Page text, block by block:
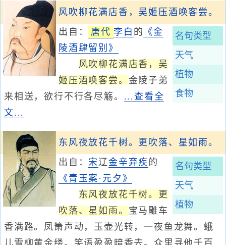
风吹柳花满店香，吴姬压酒唤客尝。
名句类型
天气
植物
食物
出自： 唐代 李白 的 《金
陵酒肆留别》
风吹柳花满店香，吴
姬压酒唤客尝。 金陵子弟
来相送，欲行不行各尽觞。 ...查看全
文...
东风夜放花千树。更吹落、星如雨。
名句类型
天气
植物
出自：宋辽金辛弃疾 的
《青玉案·元夕》
东风夜放花千树。更
吹落、星如雨。 宝马雕车
香满路。凤箫声动，玉壶光转，一夜鱼龙舞。蛾
儿雪柳黄金缕。笑语盈盈暗香去。众里寻他千百